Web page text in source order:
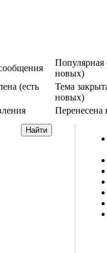
Популярная
новых)
(есть
Тема
новых)
Перенесена